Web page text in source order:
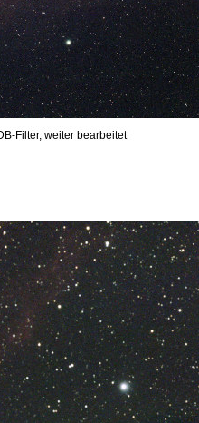
Filter, weiter bearbeitet